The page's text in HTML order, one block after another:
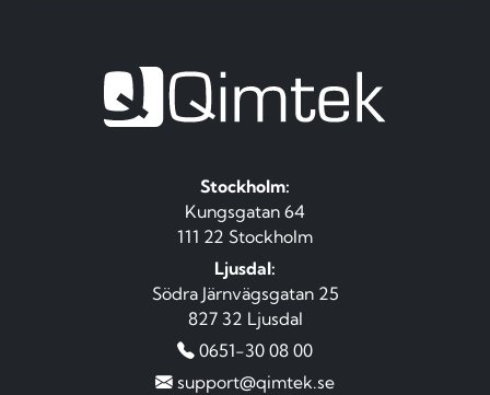
Stockholm:
Kungsgatan 64
111 22 Stockholm
Ljusdal:
Södra Järnvägsgatan 25
827 32 Ljusdal
0651-30 08 00
support@qimtek.se